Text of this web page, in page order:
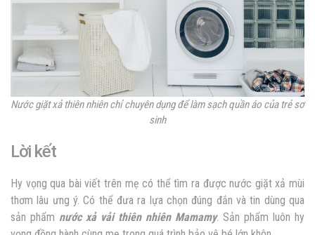
Nước giặt xả thiên nhiên chỉ chuyên dụng để làm sạch quần áo của trẻ sơ
sinh
Lời kết
Hy vọng qua bài viết trên mẹ có thể tìm ra được nước giặt xả mùi
thơm lâu ưng ý. Có thể đưa ra lựa chọn đúng đắn và tin dùng qua
sản phẩm nước xả vải thiên nhiên Mamamy. Sản phẩm luôn hy